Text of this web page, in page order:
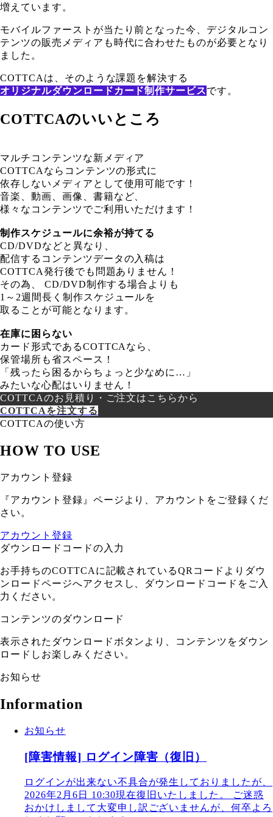
増えています。
モバイルファーストが当たり前となった今、デジタルコン
テンツの販売メディアも時代に合わせたものが必要となり
ました。
COTTCAは、そのような課題を解決する
オリジナルダウンロードカード制作サービスです。
COTTCAのいいところ
マルチコンテンツな新メディア
COTTCAならコンテンツの形式に
依存しないメディアとして使用可能です！
音楽、動画、画像、書籍など、
様々なコンテンツでご利用いただけます！
制作スケジュールに余裕が持てる
CD/DVDなどと異なり、
配信するコンテンツデータの入稿は
COTTCA発行後でも問題ありません！
その為、 CD/DVD制作する場合よりも
1～2週間長く制作スケジュールを
取ることが可能となります。
在庫に困らない
カード形式であるCOTTCAなら、
保管場所も省スペース！
「残ったら困るからちょっと少なめに…」
みたいな心配はいりません！
COTTCAのお見積り・ご注文はこちらから
COTTCAを注文する
COTTCAの使い方
HOW TO USE
アカウント登録
『アカウント登録』ページより、アカウントをご登録くだ
さい。
アカウント登録
ダウンロードコードの入力
お手持ちのCOTTCAに記載されているQRコードよりダウ
ンロードページへアクセスし、ダウンロードコードをご入
力ください。
コンテンツのダウンロード
表示されたダウンロードボタンより、コンテンツをダウン
ロードしお楽しみください。
お知らせ
Information
お知らせ
[障害情報] ログイン障害（復旧）
ログインが出来ない不具合が発生しておりましたが、
2026年2月6日 10:30現在復旧いたしました。 ご迷惑
おかけしまして大変申し訳ございませんが、何卒よろ